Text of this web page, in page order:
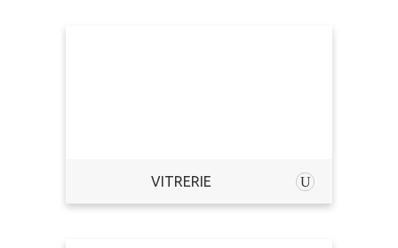
VITRERIE